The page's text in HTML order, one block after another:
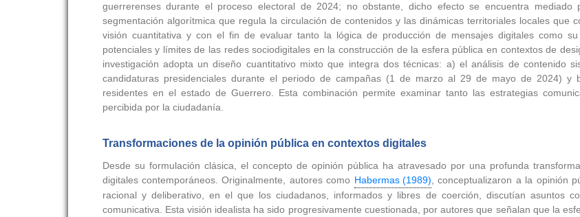
guerrerenses durante el proceso electoral de 2024; no obstante, dicho efecto se encuentra
segmentación algorítmica que regula la circulación de contenidos y las dinámicas territoriales locales que
visión cuantitativa y con el fin de evaluar tanto la lógica de producción de mensajes digitales como
potenciales y límites de las redes sociodigitales en la construcción de la esfera pública en contextos de
investigación adopta un diseño cuantitativo mixto que integra dos técnicas: a) el análisis de contenido
candidaturas presidenciales durante el periodo de campañas (1 de marzo al 29 de mayo de 2024) y
residentes en el estado de Guerrero. Esta combinación permite examinar tanto las estrategias
percibida por la ciudadanía.
Transformaciones de la opinión pública en contextos digitales
Desde su formulación clásica, el concepto de opinión pública ha atravesado por una profunda
digitales contemporáneos. Originalmente, autores como Habermas (1989), conceptualizaron a la opinión
racional y deliberativo, en el que los ciudadanos, informados y libres de coerción, discutían asuntos
comunicativa. Esta visión idealista ha sido progresivamente cuestionada, por autores que señalan que la